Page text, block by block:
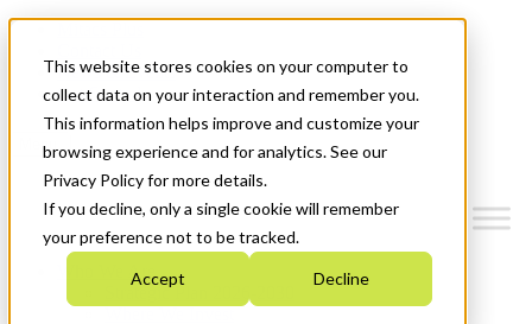
This website stores cookies on your computer to
collect data on your interaction and remember you.
This information helps improve and customize your
browsing experience and for analytics. See our
Privacy Policy for more details.
If you decline, only a single cookie will remember
your preference not to be tracked.
Accept Decline
News & Events
Get Started
Menu
Who We Are
Strategic Plan 2026-2030